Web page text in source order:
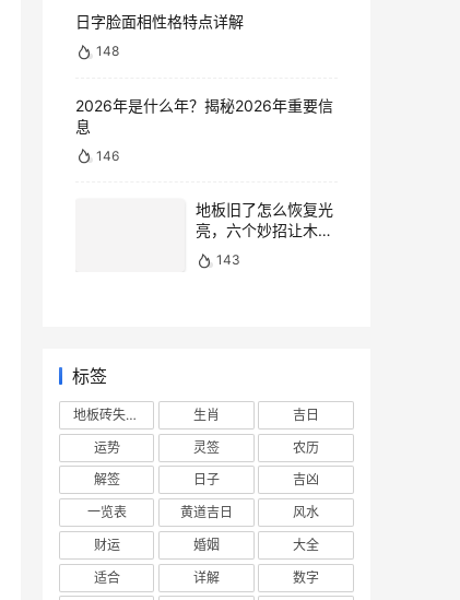
日字脸面相性格特点详解
148
2026年是什么年？揭秘2026年重要信
息
146
地板旧了怎么恢复光
亮，六个妙招让木地
板焕然一新
143
标签
地板砖失去光泽 生肖
吉日
运势
灵签
农历
解签
日子
吉凶
一览表
黄道吉日
风水
财运
婚姻
大全
适合
详解
数字